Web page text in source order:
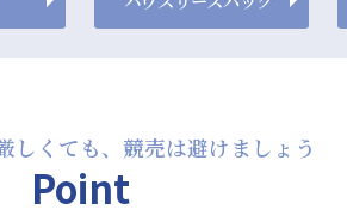
しくても、競売は避けましょう
Point